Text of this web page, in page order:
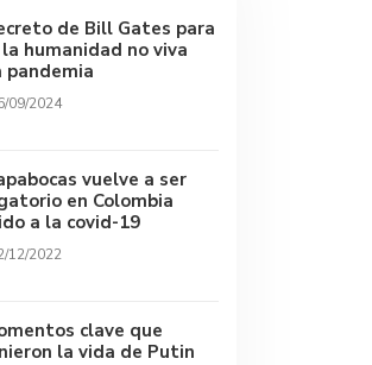
de Bill Gates para
humanidad no viva
pandemia
09/2024
vuelve a ser
en Colombia
a la covid-19
12/2022
clave que
la vida de Putin